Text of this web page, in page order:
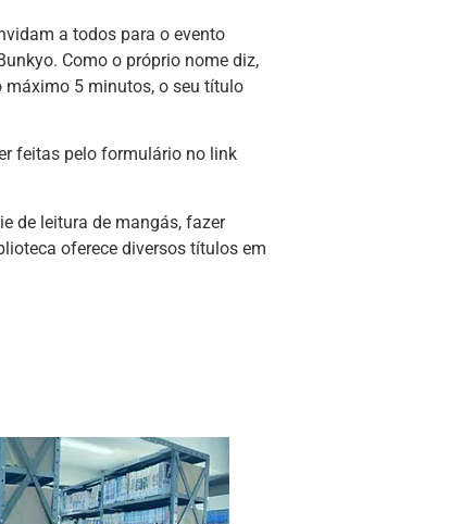
a todos para o evento
Como o próprio nome diz,
máximo 5 minutos, o seu título
feitas pelo formulário no link
de leitura de mangás, fazer
oferece diversos títulos em